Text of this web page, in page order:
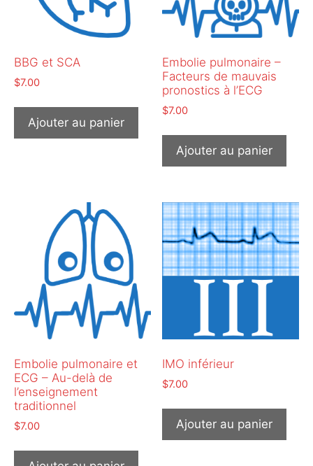
BBG et SCA
$7.00
Ajouter au panier
Embolie pulmonaire –
Facteurs de mauvais
pronostics à l’ECG
$7.00
Ajouter au panier
Embolie pulmonaire et
ECG – Au-delà de
l’enseignement
traditionnel
$7.00
IMO inférieur
$7.00
Ajouter au panier